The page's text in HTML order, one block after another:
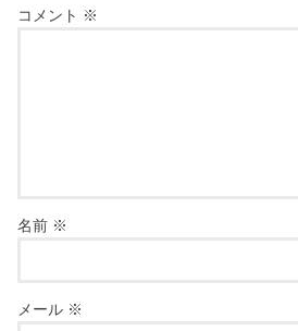
コメント ※
名前 ※
メール ※